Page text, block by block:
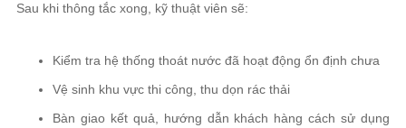
Sau khi thông tắc xong, kỹ thuật viên sẽ:
Kiểm tra hệ thống thoát nước đã hoạt động ổn định chưa
Vệ sinh khu vực thi công, thu dọn rác thải
Bàn giao kết quả, hướng dẫn khách hàng cách sử dụng